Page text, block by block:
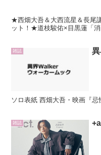
★西畑大吾＆大西流星＆長尾
ット！★道枝駿佑×目黒蓮「消
雑誌
ソロ表紙 西畑大吾・映画『
雑誌